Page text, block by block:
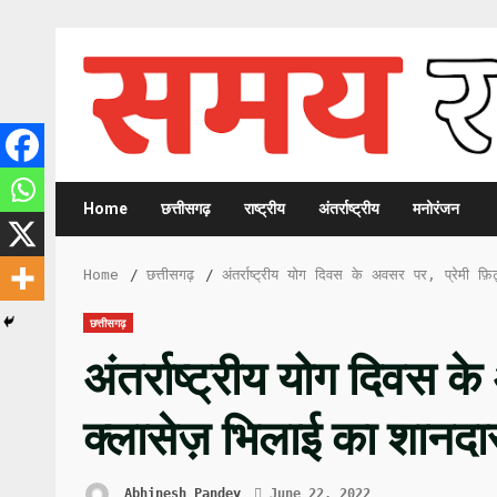
content
Home छत्तीसगढ़ राष्ट्रीय अंतर्राष्ट्रीय मनोरंजन
Home छत्तीसगढ़ अंतर्राष्ट्रीय योग दिवस के अवसर पर, प्रेमी
छत्तीसगढ़
अंतर्राष्ट्रीय योग दिवस
क्लासेज़ भिलाई का
Abhinesh Pandey June 22, 2022